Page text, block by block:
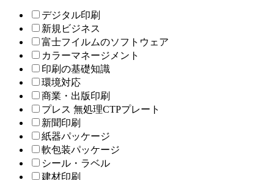
デジタル印刷
新規ビジネス
富士フイルムのソフトウェア
カラーマネージメント
印刷の基礎知識
環境対応
商業・出版印刷
プレス 無処理CTPプレート
新聞印刷
紙器パッケージ
軟包装パッケージ
シール・ラベル
建材印刷